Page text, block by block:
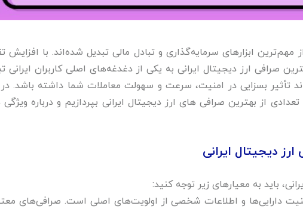
مهم‌ترین ابزارهای سرمایه‌گذاری و تبادل مالی تبدیل شده‌اند. با افزایش
صرافی ارز دیجیتال ایرانی به یکی از دغدغه‌های اصلی کاربران ایرانی
بسزایی در امنیت، سرعت و سهولت معاملات شما داشته باشد.
از بهترین صرافی های ارز دیجیتال ایرانی بپردازیم و درباره
دیجیتال ایرانی
باید به معیارهای زیر توجه کنید:
دارایی‌ها و اطلاعات شخصی از اولویت‌های اصلی است. صرافی‌های